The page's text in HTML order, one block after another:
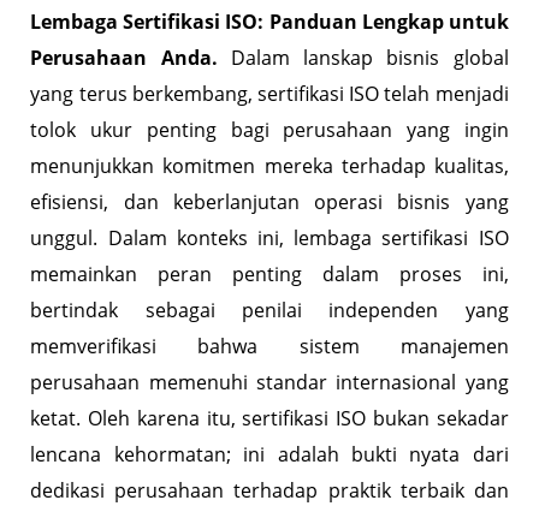
Lembaga Sertifikasi ISO: Panduan Lengkap untuk
Perusahaan Anda. Dalam lanskap bisnis global
yang terus berkembang, sertifikasi ISO telah menjadi
tolok ukur penting bagi perusahaan yang ingin
menunjukkan komitmen mereka terhadap kualitas,
efisiensi, dan keberlanjutan operasi bisnis yang
unggul. Dalam konteks ini, lembaga sertifikasi ISO
memainkan peran penting dalam proses ini,
bertindak sebagai penilai independen yang
memverifikasi bahwa sistem manajemen
perusahaan memenuhi standar internasional yang
ketat. Oleh karena itu, sertifikasi ISO bukan sekadar
lencana kehormatan; ini adalah bukti nyata dari
dedikasi perusahaan terhadap praktik terbaik dan